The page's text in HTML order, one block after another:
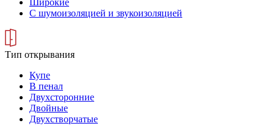
Широкие
С шумоизоляцией и звукоизоляцией
Тип открывания
Купе
В пенал
Двухсторонние
Двойные
Двухстворчатые